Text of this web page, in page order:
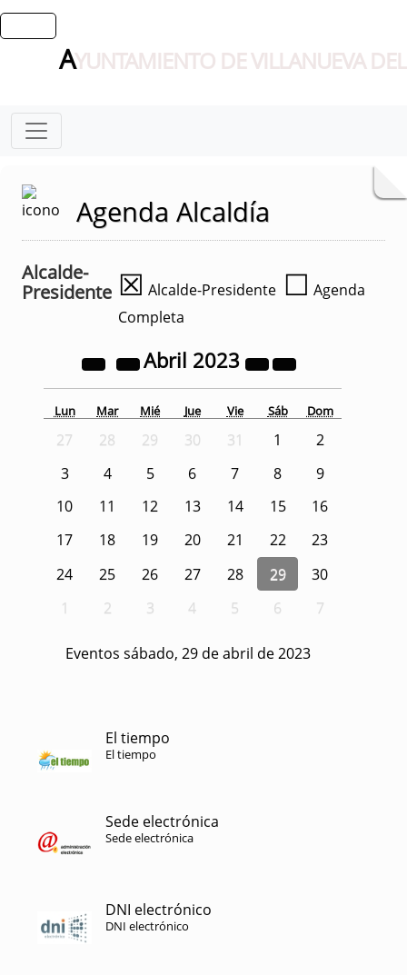
AYUNTAMIENTO DE VILLANUEVA
Agenda Alcaldía
Alcalde-
Presidente ☒ Alcalde-Presidente ☐ Agenda
Completa
Abril 2023
Lun Mar Mié Jue Vie Sáb Dom
27 28 29 30 31 1
2
3
4 5 6 7 8
9
10
11 12 13 14 15
16
17
18 19 20 21 22
23
24
25 26 27 28 29
30
1
2 3 4 5 6 7
Eventos sábado, 29 de abril de 2023
El tiempo
El tiempo
Sede electrónica
Sede electrónica
DNI electrónico
DNI electrónico